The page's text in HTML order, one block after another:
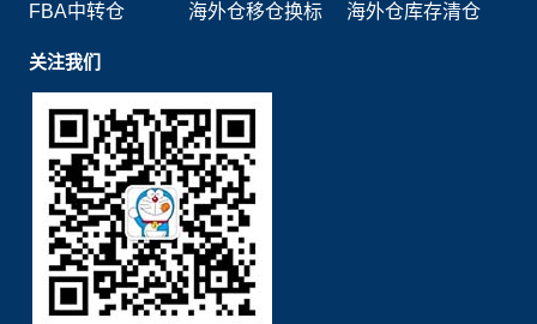
FBA中转仓
海外仓移仓换标 海外仓库存清仓
关注我们